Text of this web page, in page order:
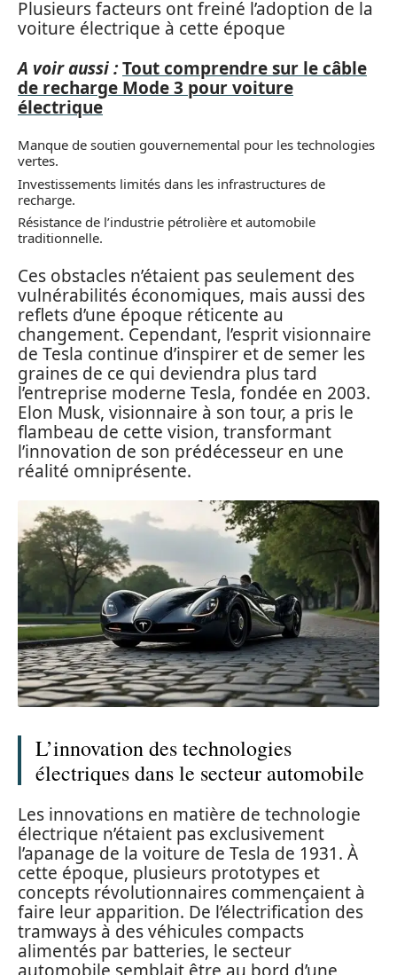
Plusieurs facteurs ont freiné l’adoption de la
voiture électrique à cette époque
A voir aussi :Tout comprendre sur le câble
de recharge Mode 3 pour voiture
électrique
Manque de soutien gouvernemental pour les technologies
vertes.
Investissements limités dans les infrastructures de
recharge.
Résistance de l’industrie pétrolière et automobile
traditionnelle.
Ces obstacles n’étaient pas seulement des
vulnérabilités économiques, mais aussi des
reflets d’une époque réticente au
changement. Cependant, l’esprit visionnaire
de Tesla continue d’inspirer et de semer les
graines de ce qui deviendra plus tard
l’entreprise moderne Tesla, fondée en 2003.
Elon Musk, visionnaire à son tour, a pris le
flambeau de cette vision, transformant
l’innovation de son prédécesseur en une
réalité omniprésente.
L’innovation des technologies
électriques dans le secteur automobile
Les innovations en matière de technologie
électrique n’étaient pas exclusivement
l’apanage de la voiture de Tesla de 1931. À
cette époque, plusieurs prototypes et
concepts révolutionnaires commençaient à
faire leur apparition. De l’électrification des
tramways à des véhicules compacts
alimentés par batteries, le secteur